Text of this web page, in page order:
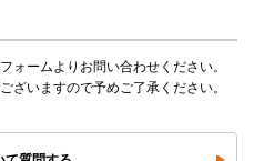
ォームよりお問い合わせください。
ざいますので予めご了承ください。